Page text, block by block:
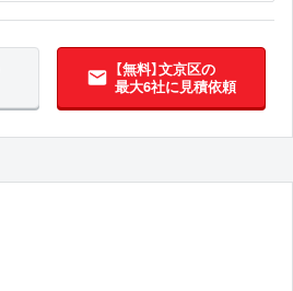
【無料】文京区の
最大6社に見積依頼